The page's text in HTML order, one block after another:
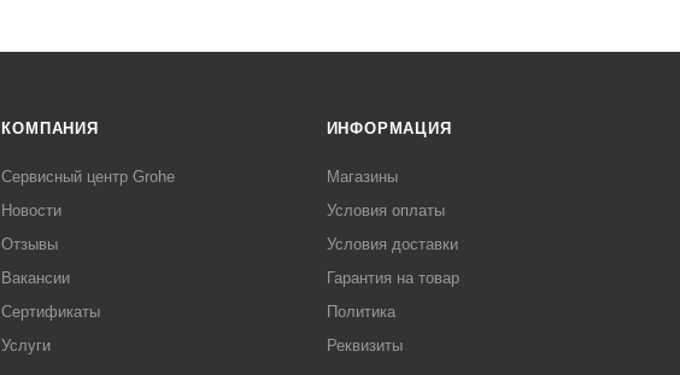
КОМПАНИЯ
Сервисный центр Grohe
Новости
Отзывы
Вакансии
Сертификаты
Услуги
ИНФОРМАЦИЯ
Магазины
Условия оплаты
Условия доставки
Гарантия на товар
Политика
Реквизиты